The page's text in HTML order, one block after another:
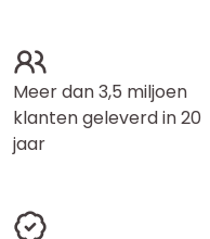
Meer dan 3,5 miljoen
klanten geleverd in 20
jaar